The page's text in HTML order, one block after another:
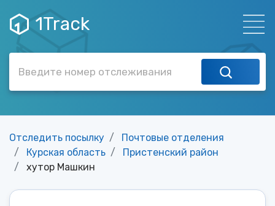
1Track
Отследить посылку
Почтовые отделения
Курская область
Пристенский район
хутор Машкин